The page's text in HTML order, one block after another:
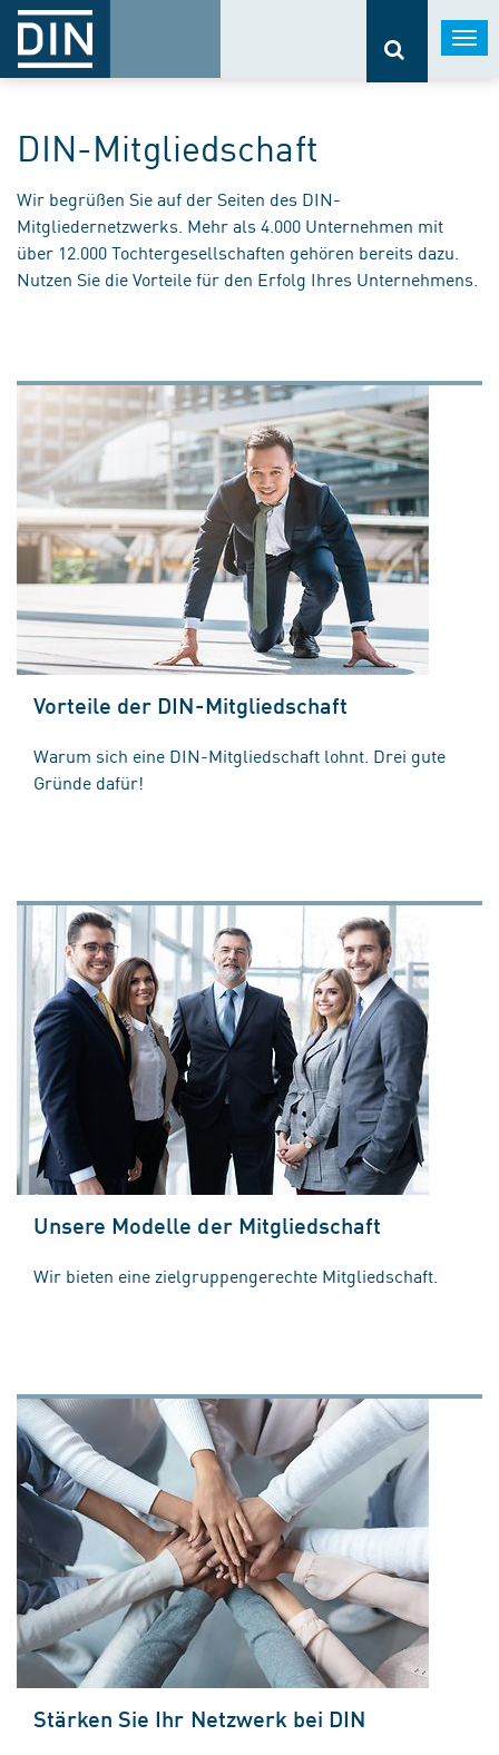
DIN-Mitgliedschaft
Wir begrüßen Sie auf der Seiten des DIN-
Mitgliedernetzwerks. Mehr als 4.000 Unternehmen mit
über 12.000 Tochtergesellschaften gehören bereits dazu.
Nutzen Sie die Vorteile für den Erfolg Ihres Unternehmens.
Vorteile der DIN-Mitgliedschaft
Warum sich eine DIN-Mitgliedschaft lohnt. Drei gute
Gründe dafür!
Unsere Modelle der Mitgliedschaft
Wir bieten eine zielgruppengerechte Mitgliedschaft.
Stärken Sie Ihr Netzwerk bei DIN